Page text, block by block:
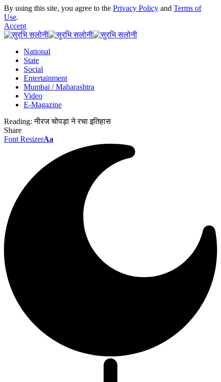
By using this site, you agree to the Privacy Policy and Terms of
Use.
Accept
National
State
Social
Entertainment
Mumbai / Maharashtra
Video
E-Magazine
Reading: नीरज चोपड़ा ने रचा इतिहास
Share
Font ResizerAa